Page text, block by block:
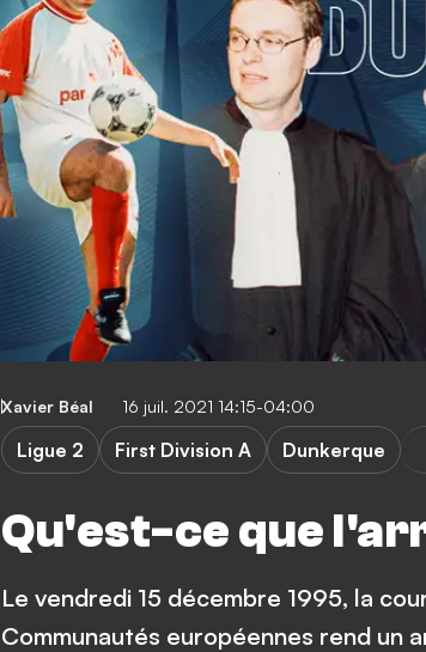
Xavier Béal 16 juil. 2021 14:15-04:00
Qu'est-ce que
Ligue 2 First Division A Dunkerque
Le vendredi 15 décembre 1995, la
Communautés européennes rend un